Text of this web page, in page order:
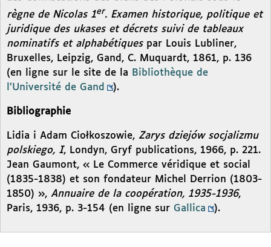
règne de Nicolas 1er. Examen historique, politique et
juridique des ukases et décrets suivi de tableaux
nominatifs et alphabétiquespar Louis Lubliner,
Bruxelles, Leipzig, Gand, C. Muquardt, 1861, p. 136
(en ligne sur le site de la Bibliothèque de
l’Université de Gand
).
Bibliographie
Lidia i Adam Ciołkoszowie, Zarys dziejów socjalizmu
polskiego, I, Londyn, Gryf publications, 1966, p. 221.
Jean Gaumont, « Le Commerce véridique et social
(1835-1838) et son fondateur Michel Derrion (1803-
1850) », Annuaire de la coopération, 1935-1936,
Paris, 1936, p. 3-154 (en ligne sur Gallica ).